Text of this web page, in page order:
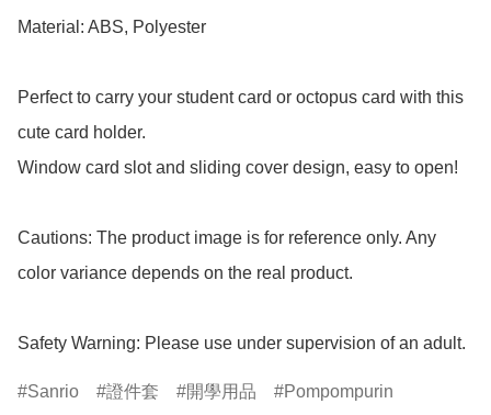
Material: ABS, Polyester
Perfect to carry your student card or octopus card with this
cute card holder.
Window card slot and sliding cover design, easy to open!
Cautions: The product image is for reference only. Any
color variance depends on the real product.
Safety Warning: Please use under supervision of an adult.
Sanrio 證件套 開學用品 Pompompurin